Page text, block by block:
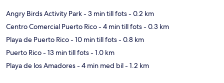
Angry Birds Activity Park- 3 min till fots- 0.2 km
Centro Comercial Puerto Rico- 4 min till fots- 0.3 km
Playa de Puerto Rico- 10 min till fots- 0.8 km
Puerto Rico- 13 min till fots- 1.0 km
Playa de los Amadores- 4 min med bil- 1.2 km